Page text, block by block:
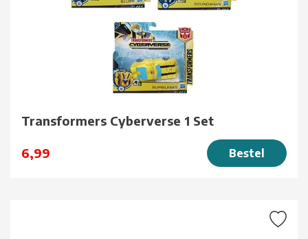
Transformers Cyberverse 1 Set
6,99 Bestel